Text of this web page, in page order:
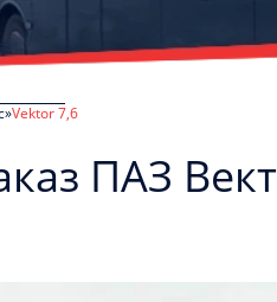
Vektor 7,6
ПАЗ